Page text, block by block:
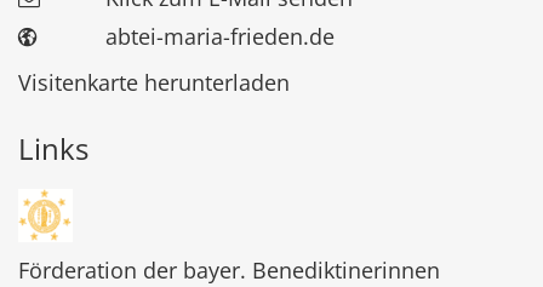
abtei-maria-frieden.de
Visitenkarte herunterladen
Links
Förderation der bayer. Benediktinerinnen